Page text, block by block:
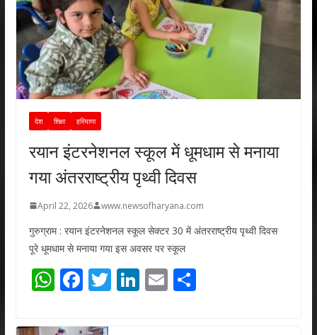
देश शिक्षा हरियाणा
रयान इंटरनेशनल स्कूल में धूमधाम से मनाया
गया अंतरराष्ट्रीय पृथ्वी दिवस
April 22, 2026 www.newsofharyana.com
गुरुग्राम : रयान इंटरनेशनल स्कूल सेक्टर 30 में अंतरराष्ट्रीय पृथ्वी दिवस
पूरे धूमधाम से मनाया गया इस अवसर पर स्कूल
W
at
F
e
T Li E S